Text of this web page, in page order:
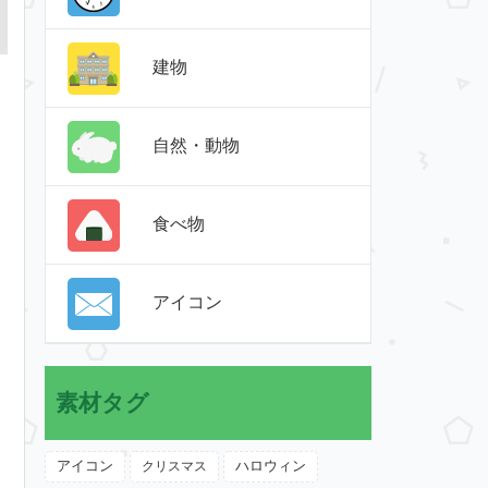
建物
自然・動物
食べ物
アイコン
素材タグ
アイコン クリスマス ハロウィン